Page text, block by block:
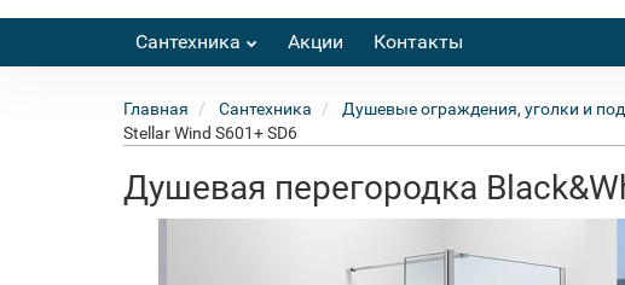
Сантехника Акции Контакты
Главная Сантехника Душевые ограждения, уголки и
Stellar Wind S601+ SD6
Душевая перегородка